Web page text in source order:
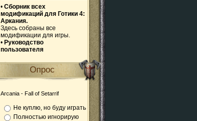
• Сборник всех
модификаций для Готики 4:
Аркания.
Здесь собраны все
модификации для игры.
• Руководство
пользователя
Опрос
Arcania - Fall of Setarrif
Не куплю, но буду играть
Полностью игнорирую